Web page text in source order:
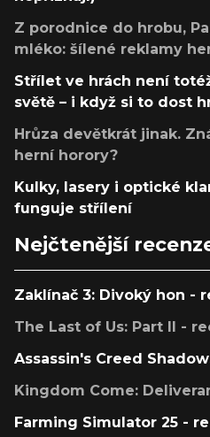
Z porodnice do hrobu,
mléko: šílené reklamy
Střílet ve hrách není
světě – i když si to dost
Hrůza devětkrát jinak.
herní horory?
Kulky, lasery i optické
funguje střílení
Nejčtenější
Zaklínač 3: Divoký hon -
The Last of Us: Part II -
Assassin's Creed
Kingdom Come:
Farming Simulator 25 -